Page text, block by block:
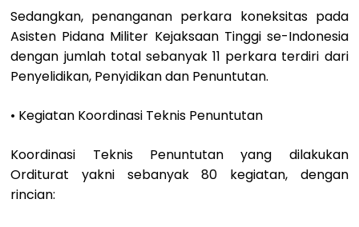
Sedangkan, penanganan perkara koneksitas pada
Asisten Pidana Militer Kejaksaan Tinggi se-Indonesia
dengan jumlah total sebanyak 11 perkara terdiri dari
Penyelidikan, Penyidikan dan Penuntutan.
• Kegiatan Koordinasi Teknis Penuntutan
Koordinasi Teknis Penuntutan yang dilakukan
Orditurat yakni sebanyak 80 kegiatan, dengan
rincian: